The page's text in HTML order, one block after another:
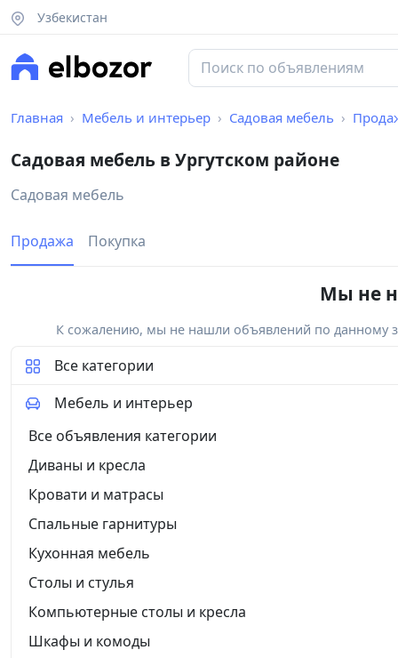
Узбекистан
Главная Мебель и интерьер Садовая мебель
Садовая мебель в Ургутском районе
Садовая мебель
Продажа Покупка
Мы не
К сожалению, мы не нашли объявлений по данному
Все категории
Мебель и интерьер
Все объявления категории
Диваны и кресла
Кровати и матрасы
Спальные гарнитуры
Кухонная мебель
Столы и стулья
Компьютерные столы и кресла
Шкафы и комоды